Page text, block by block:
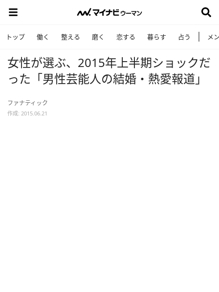
トップ 働く 整える 磨く 恋する 暮らす 占う メ
女性が選ぶ、2015年上半期ショックだ
った「男性芸能人の結婚・熱愛報道」
ファナティック
作成: 2015.06.21